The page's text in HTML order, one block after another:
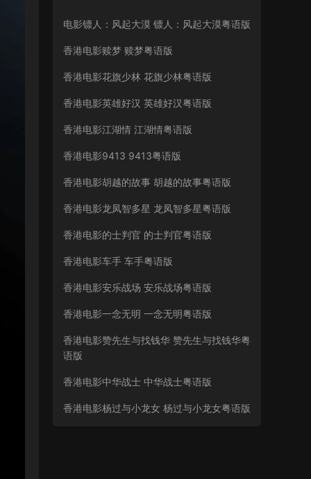
电影镖人：风起大漠 镖人：风起大漠粤语版
香港电影赎梦 赎梦粤语版
香港电影花旗少林 花旗少林粤语版
香港电影英雄好汉 英雄好汉粤语版
香港电影江湖情 江湖情粤语版
香港电影9413 9413粤语版
香港电影胡越的故事 胡越的故事粤语版
香港电影龙凤智多星 龙凤智多星粤语版
香港电影的士判官 的士判官粤语版
香港电影车手 车手粤语版
香港电影安乐战场 安乐战场粤语版
香港电影一念无明 一念无明粤语版
香港电影赞先生与找钱华 赞先生与找钱华粤
语版
香港电影中华战士 中华战士粤语版
香港电影杨过与小龙女 杨过与小龙女粤语版